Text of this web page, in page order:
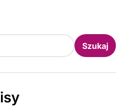
Szukaj